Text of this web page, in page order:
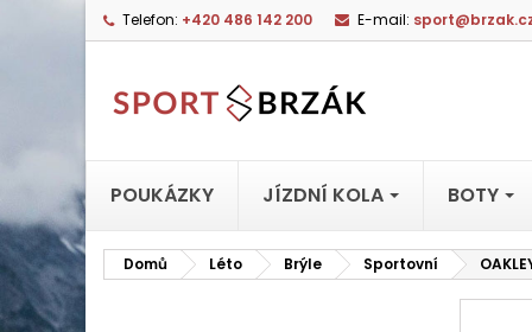
Telefon: +420 486 142 200 E-mail:
POUKÁZKY JÍZDNÍ KOLA BOTY
Domů Léto Brýle Sportovní